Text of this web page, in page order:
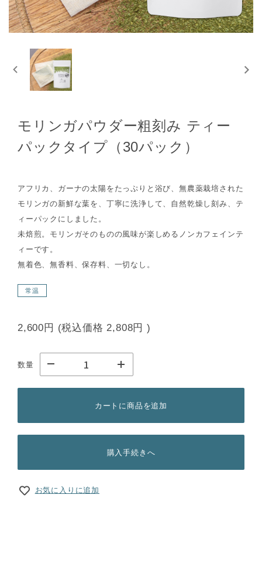
モリンガパウダー粗刻み ティー
パックタイプ（30パック）
アフリカ、ガーナの太陽をたっぷりと浴び、無農薬栽培された
モリンガの新鮮な葉を、丁寧に洗浄して、自然乾燥し刻み、テ
ィーパックにしました。
未焙煎。モリンガそのものの風味が楽しめるノンカフェインテ
ィーです。
無着色、無香料、保存料、一切なし。
常温
2,600円 (税込価格2,808円 )
数量
カートに商品を追加
購入手続きへ
お気に入りに追加